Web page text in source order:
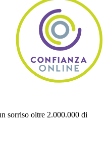
sorriso oltre 2.000.000 di